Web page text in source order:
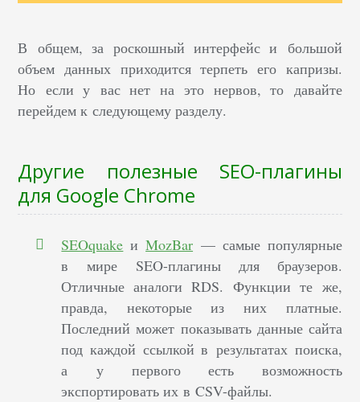
В общем, за роскошный интерфейс и большой
объем данных приходится терпеть его капризы.
Но если у вас нет на это нервов, то давайте
перейдем к следующему разделу.
Другие полезные SEO-плагины
для Google Chrome
SEOquake иMozBar — самые популярные
в мире SEO-плагины для браузеров.
Отличные аналоги RDS. Функции те же,
правда, некоторые из них платные.
Последний может показывать данные сайта
под каждой ссылкой в результатах поиска,
а у первого есть возможность
экспортировать их в CSV-файлы.